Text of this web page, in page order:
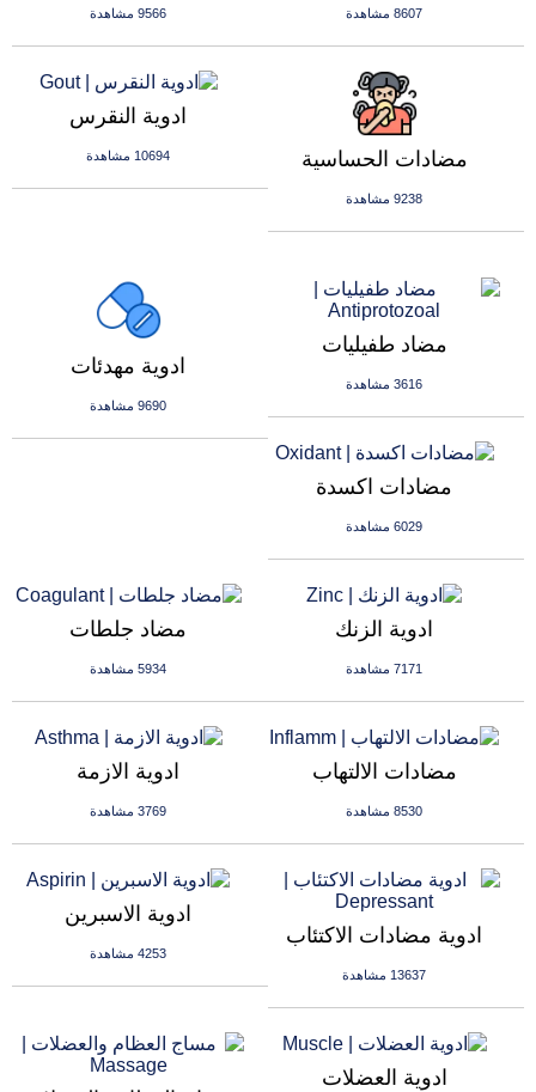
9566 مشاهدة 8607 مشاهدة
ادوية النقرس
10694 مشاهدة مضادات الحساسية
9238 مشاهدة
ادوية مهدئات
9690 مشاهدة
مضاد طفيليات
3616 مشاهدة
مضادات اكسدة
6029 مشاهدة
مضاد جلطات
5934 مشاهدة
ادوية الزنك
7171 مشاهدة
ادوية الازمة
3769 مشاهدة
مضادات الالتهاب
8530 مشاهدة
ادوية الاسبرين
4253 مشاهدة
ادوية مضادات الاكتئاب
13637 مشاهدة
ادوية العضلات